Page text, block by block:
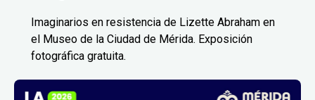
Imaginarios en resistencia de Lizette Abraham en
el Museo de la Ciudad de Mérida. Exposición
fotográfica gratuita.